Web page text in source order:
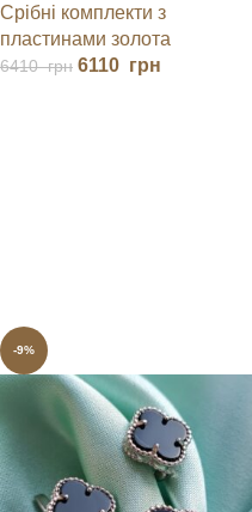
Срібні комплекти з
пластинами золота
6410грн 6110 грн
-9%